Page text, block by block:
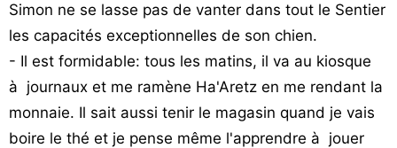
Radio
High-
Tech
Insolites
Simon ne se lasse pas de vanter dans tout le Sentier
les capacités exceptionnelles de son chien.
- Il est formidable: tous les matins, il va au kiosque
à journaux et me ramène Ha'Aretz en me rendant la
monnaie. Il sait aussi tenir le magasin quand je vais
boire le thé et je pense même l'apprendre à jouer